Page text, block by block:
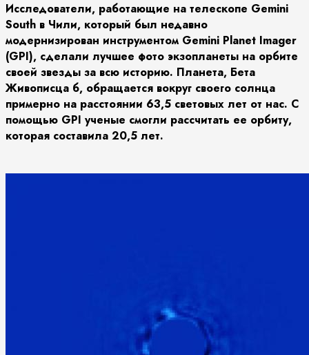
Исследователи, работающие на телескопе Gemini
South в Чили, который был недавно
модернизирован инструментом Gemini Planet Imager
(GPI), сделали лучшее фото экзопланеты на орбите
своей звезды за всю историю. Планета, Бета
Живописца б, обращается вокруг своего солнца
примерно на расстоянии 63,5 световых лет от нас. С
помощью GPI ученые смогли рассчитать ее орбиту,
которая составила 20,5 лет.